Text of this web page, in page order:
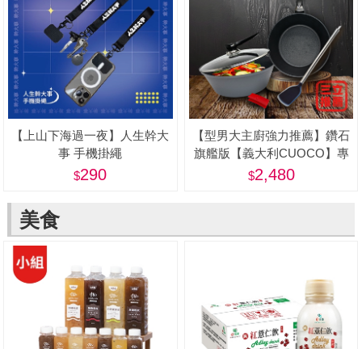
【上山下海過一夜】人生幹大
事 手機掛繩
290
【型男大主廚強力推薦】鑽石
旗艦版【義大利CUOCO】專
利石墨烯S3-IH深煎炒鍋
2,480
美食